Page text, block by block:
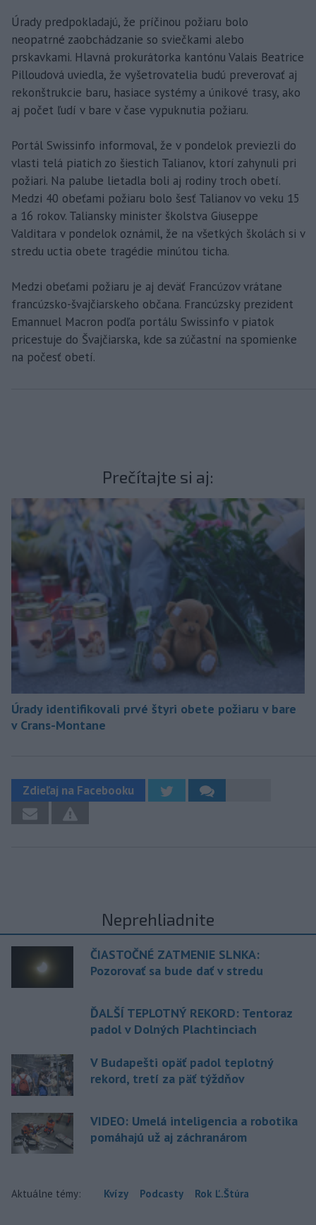
Úrady predpokladajú, že príčinou požiaru bolo
neopatrné zaobchádzanie so sviečkami alebo
prskavkami. Hlavná prokurátorka kantónu Valais Beatrice
Pilloudová uviedla, že vyšetrovatelia budú preverovať aj
rekonštrukcie baru, hasiace systémy a únikové trasy, ako
aj počet ľudí v bare v čase vypuknutia požiaru.
Portál Swissinfo informoval, že v pondelok previezli do
vlasti telá piatich zo šiestich Talianov, ktorí zahynuli pri
požiari. Na palube lietadla boli aj rodiny troch obetí.
Medzi 40 obeťami požiaru bolo šesť Talianov vo veku 15
a 16 rokov. Taliansky minister školstva Giuseppe
Valditara v pondelok oznámil, že na všetkých školách si v
stredu uctia obete tragédie minútou ticha.
Medzi obeťami požiaru je aj deväť Francúzov vrátane
francúzsko-švajčiarskeho občana. Francúzsky prezident
Emannuel Macron podľa portálu Swissinfo v piatok
pricestuje do Švajčiarska, kde sa zúčastní na spomienke
na počesť obetí.
Prečítajte si aj:
Úrady identifikovali prvé štyri obete požiaru v bare
v Crans-Montane
Zdieľaj na Facebooku
Neprehliadnite
ČIASTOČNÉ ZATMENIE SLNKA:
Pozorovať sa bude dať v stredu
ĎALŠÍ TEPLOTNÝ REKORD: Tentoraz
padol v Dolných Plachtinciach
V Budapešti opäť padol teplotný
rekord, tretí za päť týždňov
VIDEO: Umelá inteligencia a robotika
pomáhajú už aj záchranárom
Aktuálne témy: Kvízy Podcasty Rok Ľ.Štúra